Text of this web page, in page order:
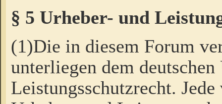
§ 5 Urheber- und
(1)Die in diesem Forum
unterliegen dem
Leistungsschutzrecht.